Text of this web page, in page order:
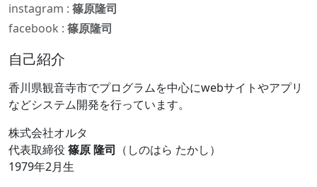
instagram : 篠原隆司
facebook : 篠原隆司
自己紹介
香川県観音寺市でプログラムを中心にwebサイトやアプリ
などシステム開発を行っています。
株式会社オルタ
代表取締役 篠原 隆司 （しのはら たかし）
1979年2月生